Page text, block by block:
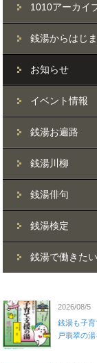
1010アーカイ
銭湯からはじ
お知らせ
イベント情報
銭湯お遍路
銭湯川柳
銭湯俳句
銭湯検定
銭湯で働きた
2026/08/5
銭湯も子
戸翡翠の